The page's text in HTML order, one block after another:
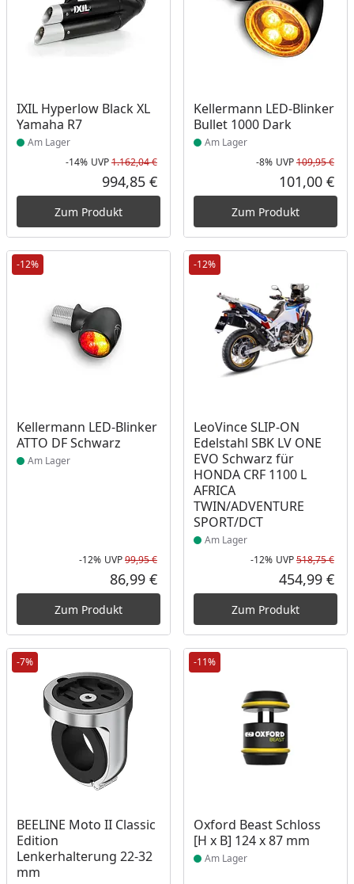
IXIL Hyperlow Black XL
Yamaha R7
Produkt am Lager
Am Lager
Rabatt in Prozent
-14%
Ursprünglicher Preis
UVP1.162,04 €
Aktueller Preis
994,85 €
Zum Produkt
Kellermann LED-Blinker
Bullet 1000 Dark
Produkt am Lager
Am Lager
-8% UVP109,95 €
101,00 €
Zum Produkt
-12%
Kellermann LED-Blinker
ATTO DF Schwarz
Produkt am Lager
Am Lager
Rabatt in Prozent
-12%
Ursprünglicher Preis
UVP99,95 €
Aktueller Preis
86,99 €
Zum Produkt
-12%
LeoVince SLIP-ON
Edelstahl SBK LV ONE
EVO Schwarz für
HONDA CRF 1100 L
AFRICA
TWIN/ADVENTURE
SPORT/DCT
Produkt am Lager
Am Lager
-12% UVP518,75 €
454,99 €
Zum Produkt
-7%
BEELINE Moto II Classic
Edition
Lenkerhalterung 22-32
mm
Produkt am Lager
-11%
Oxford Beast Schloss
[H x B] 124 x 87 mm
Produkt am Lager
Am Lager